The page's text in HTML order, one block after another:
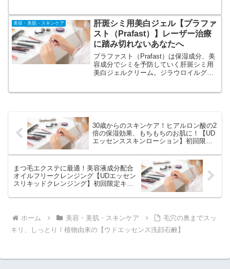
薬用ジェルが汗腺に浸透し、気になる手
汗を防いでくれます。
美容・美肌・スキンケア
肝斑シミ用美白ジェル【プラファ
スト（Prafast）】レーザー治療
に踏み切れないあなたへ
プラファスト（Prafast）は保湿成分、美
容成分でシミを予防していく肝斑シミ用
美白ジェルクリーム。ジラウロイルグル
30歳からのスキンケア！ヒアルロン酸の2
倍の保湿効果、もちもちのお肌に！【UD
エッセンススキンローション】初回限定
まつ毛エクステに最適！美容液成分配合
オイルフリークレンジング【UDエッセン
スリキッドクレンジング】初回限定キャ
ホーム 美容・美肌・スキンケア
毛穴の奥までスッ
キリ、しっとり！植物由来の【ウドエッセンス洗顔石鹸】